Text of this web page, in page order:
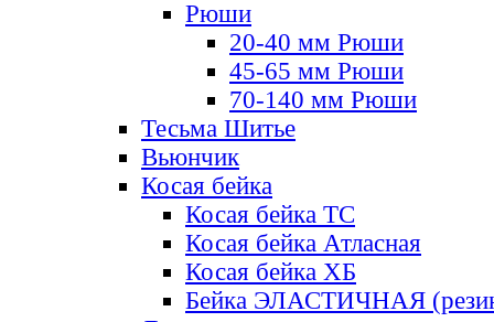
Рюши
20-40 мм Рюши
45-65 мм Рюши
70-140 мм Рюши
Тесьма Шитье
Вьюнчик
Косая бейка
Косая бейка ТС
Косая бейка Атласная
Косая бейка ХБ
Бейка ЭЛАСТИЧНАЯ